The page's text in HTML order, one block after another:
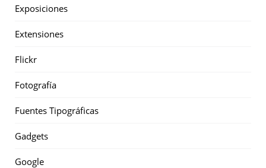
Exposiciones
Extensiones
Flickr
Fotografía
Fuentes Tipográficas
Gadgets
Google